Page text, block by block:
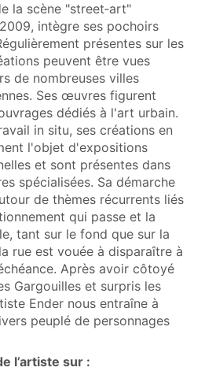
la scène "street‑art"
intègre ses pochoirs
présentes sur les
peuvent être vues
de nombreuses villes
Ses œuvres figurent
dédiés à l'art urbain.
in situ, ses créations en
l'objet d'expositions
et sont présentes dans
spécialisées. Sa démarche
de thèmes récurrents liés
qui passe et la
tant sur le fond que sur la
rue est vouée à disparaître à
Après avoir côtoyé
Gargouilles et surpris les
Ender nous entraîne à
peuplé de personnages
l’artiste sur :